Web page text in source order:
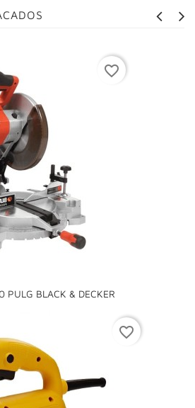
PULG BLACK & DECKER
favorite_border
favorite_border